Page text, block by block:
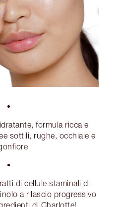
formula ricca e
sottili, rughe, occhiaie e
di cellule staminali di
a rilascio progressivo
di Charlotte!